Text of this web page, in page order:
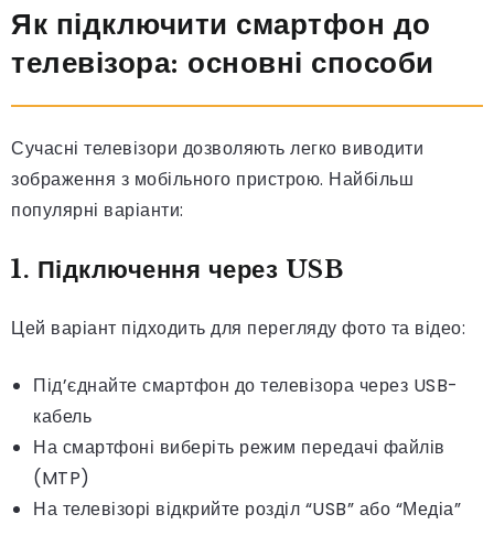
Як підключити смартфон до
телевізора: основні способи
Сучасні телевізори дозволяють легко виводити
зображення з мобільного пристрою. Найбільш
популярні варіанти:
1. Підключення через USB
Цей варіант підходить для перегляду фото та відео:
Під’єднайте смартфон до телевізора через USB-
кабель
На смартфоні виберіть режим передачі файлів
(MTP)
На телевізорі відкрийте розділ “USB” або “Медіа”